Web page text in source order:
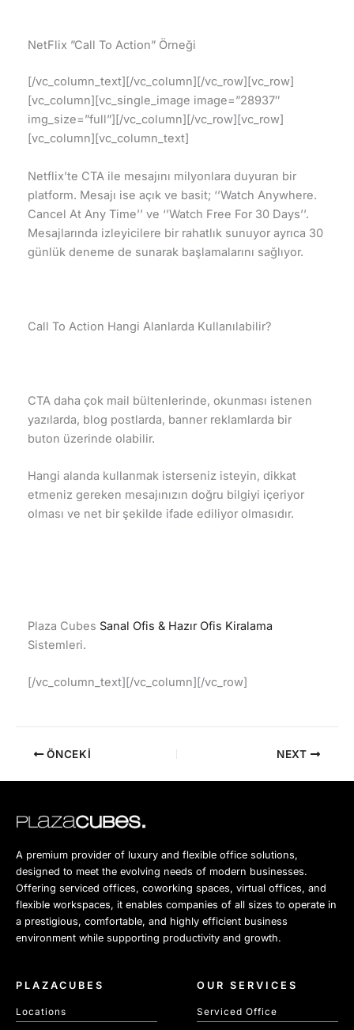
NetFlix ”Call To Action” Örneği
[/vc_column_text][/vc_column][/vc_row][vc_row]
[vc_column][vc_single_image image=”28937″
img_size=”full”][/vc_column][/vc_row][vc_row]
[vc_column][vc_column_text]
Netflix’te CTA ile mesajını milyonlara duyuran bir
platform. Mesajı ise açık ve basit; ‘’Watch Anywhere.
Cancel At Any Time’’ ve ‘’Watch Free For 30 Days’’.
Mesajlarında izleyicilere bir rahatlık sunuyor ayrıca 30
günlük deneme de sunarak başlamalarını sağlıyor.
Call To Action Hangi Alanlarda Kullanılabilir?
CTA daha çok mail bültenlerinde, okunması istenen
yazılarda, blog postlarda, banner reklamlarda bir
buton üzerinde olabilir.
Hangi alanda kullanmak isterseniz isteyin, dikkat
etmeniz gereken mesajınızın doğru bilgiyi içeriyor
olması ve net bir şekilde ifade ediliyor olmasıdır.
Plaza Cubes Sanal Ofis & Hazır Ofis Kiralama
Sistemleri.
[/vc_column_text][/vc_column][/vc_row]
ÖNCEKI NEXT
A premium provider of luxury and flexible office solutions,
designed to meet the evolving needs of modern businesses.
Offering serviced offices, coworking spaces, virtual offices, and
flexible workspaces, it enables companies of all sizes to operate in
a prestigious, comfortable, and highly efficient business
environment while supporting productivity and growth.
PLAZACUBES
Locations
OUR SERVICES
Serviced Office